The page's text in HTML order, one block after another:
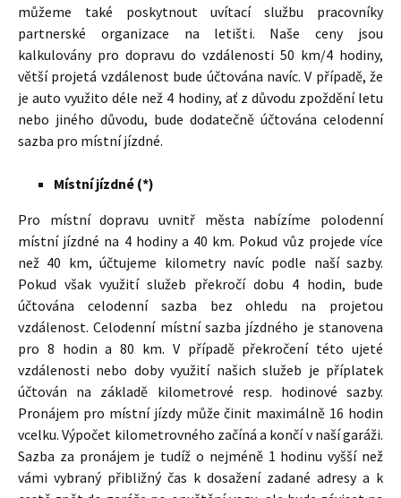
můžeme také poskytnout uvítací službu pracovníky
partnerské organizace na letišti. Naše ceny jsou
kalkulovány pro dopravu do vzdálenosti 50 km/4 hodiny,
větší projetá vzdálenost bude účtována navíc. V případě, že
je auto využito déle než 4 hodiny, ať z důvodu zpoždění letu
nebo jiného důvodu, bude dodatečně účtována celodenní
sazba pro místní jízdné.
Místní jízdné (*)
Pro místní dopravu uvnitř města nabízíme polodenní
místní jízdné na 4 hodiny a 40 km. Pokud vůz projede více
než 40 km, účtujeme kilometry navíc podle naší sazby.
Pokud však využití služeb překročí dobu 4 hodin, bude
účtována celodenní sazba bez ohledu na projetou
vzdálenost. Celodenní místní sazba jízdného je stanovena
pro 8 hodin a 80 km. V případě překročení této ujeté
vzdálenosti nebo doby využití našich služeb je příplatek
účtován na základě kilometrové resp. hodinové sazby.
Pronájem pro místní jízdy může činit maximálně 16 hodin
vcelku. Výpočet kilometrovného začíná a končí v naší garáži.
Sazba za pronájem je tudíž o nejméně 1 hodinu vyšší než
vámi vybraný přibližný čas k dosažení zadané adresy a k